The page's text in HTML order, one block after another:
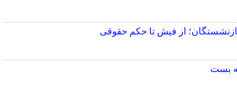
بازنشستگان؛ از فیش تا حکم حقوقی